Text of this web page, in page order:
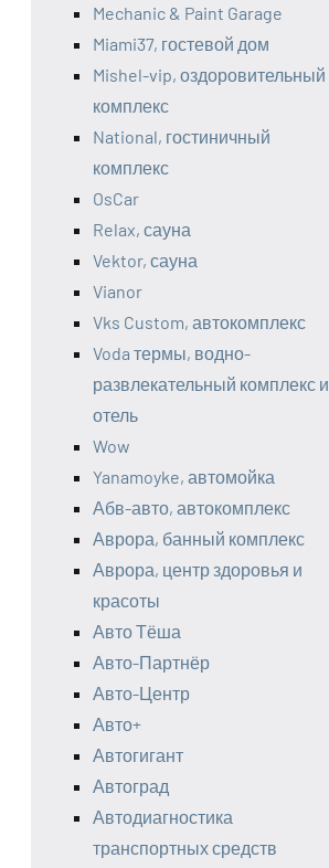
Mechanic & Paint Garage
Miami37, гостевой дом
Mishel-vip, оздоровительный
комплекс
National, гостиничный
комплекс
OsCar
Relax, сауна
Vektor, сауна
Vianor
Vks Custom, автокомплекс
Voda термы, водно-
развлекательный комплекс и
отель
Wow
Yanamoyke, автомойка
Абв-авто, автокомплекс
Аврора, банный комплекс
Аврора, центр здоровья и
красоты
Авто Тёша
Авто-Партнёр
Авто-Центр
Авто+
Автогигант
Автоград
Автодиагностика
транспортных средств